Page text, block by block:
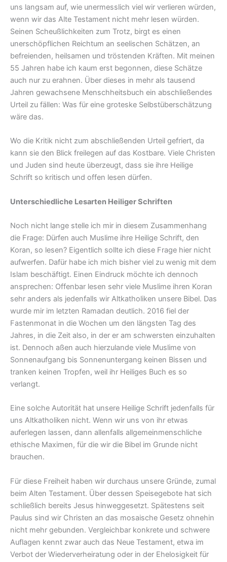
uns langsam auf, wie unermesslich viel wir verlieren würden,
wenn wir das Alte Testament nicht mehr lesen würden.
Seinen Scheußlichkeiten zum Trotz, birgt es einen
unerschöpflichen Reichtum an seelischen Schätzen, an
befreienden, heilsamen und tröstenden Kräften. Mit meinen
55 Jahren habe ich kaum erst begonnen, diese Schätze
auch nur zu erahnen. Über dieses in mehr als tausend
Jahren gewachsene Menschheitsbuch ein abschließendes
Urteil zu fällen: Was für eine groteske Selbstüberschätzung
wäre das.
Wo die Kritik nicht zum abschließenden Urteil gefriert, da
kann sie den Blick freilegen auf das Kostbare. Viele Christen
und Juden sind heute überzeugt, dass sie ihre Heilige
Schrift so kritisch und offen lesen dürfen.
Unterschiedliche Lesarten Heiliger Schriften
Noch nicht lange stelle ich mir in diesem Zusammenhang
die Frage: Dürfen auch Muslime ihre Heilige Schrift, den
Koran, so lesen? Eigentlich sollte ich diese Frage hier nicht
aufwerfen. Dafür habe ich mich bisher viel zu wenig mit dem
Islam beschäftigt. Einen Eindruck möchte ich dennoch
ansprechen: Offenbar lesen sehr viele Muslime ihren Koran
sehr anders als jedenfalls wir Altkatholiken unsere Bibel. Das
wurde mir im letzten Ramadan deutlich. 2016 fiel der
Fastenmonat in die Wochen um den längsten Tag des
Jahres, in die Zeit also, in der er am schwersten einzuhalten
ist. Dennoch aßen auch hierzulande viele Muslime von
Sonnenaufgang bis Sonnenuntergang keinen Bissen und
tranken keinen Tropfen, weil ihr Heiliges Buch es so
verlangt.
Eine solche Autorität hat unsere Heilige Schrift jedenfalls für
uns Altkatholiken nicht. Wenn wir uns von ihr etwas
auferlegen lassen, dann allenfalls allgemeinmenschliche
ethische Maximen, für die wir die Bibel im Grunde nicht
brauchen.
Für diese Freiheit haben wir durchaus unsere Gründe, zumal
beim Alten Testament. Über dessen Speisegebote hat sich
schließlich bereits Jesus hinweggesetzt. Spätestens seit
Paulus sind wir Christen an das mosaische Gesetz ohnehin
nicht mehr gebunden. Vergleichbar konkrete und schwere
Auflagen kennt zwar auch das Neue Testament, etwa im
Verbot der Wiederverheiratung oder in der Ehelosigkeit für